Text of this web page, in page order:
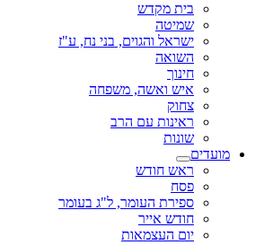
בית מקדש
שמיטה
ישראל והגוים, בני נח, ע"ז
השואה
חינוך
איש ואשה, משפחה
צחוק
ראינות עם הרב
שונות
מועדים
ראש חודש
פסח
ספירת העומר, ל"ג בעומר
חודש אייר
יום העצמאות